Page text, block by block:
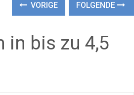
VORIGE FOLGENDE
in bis zu 4,5